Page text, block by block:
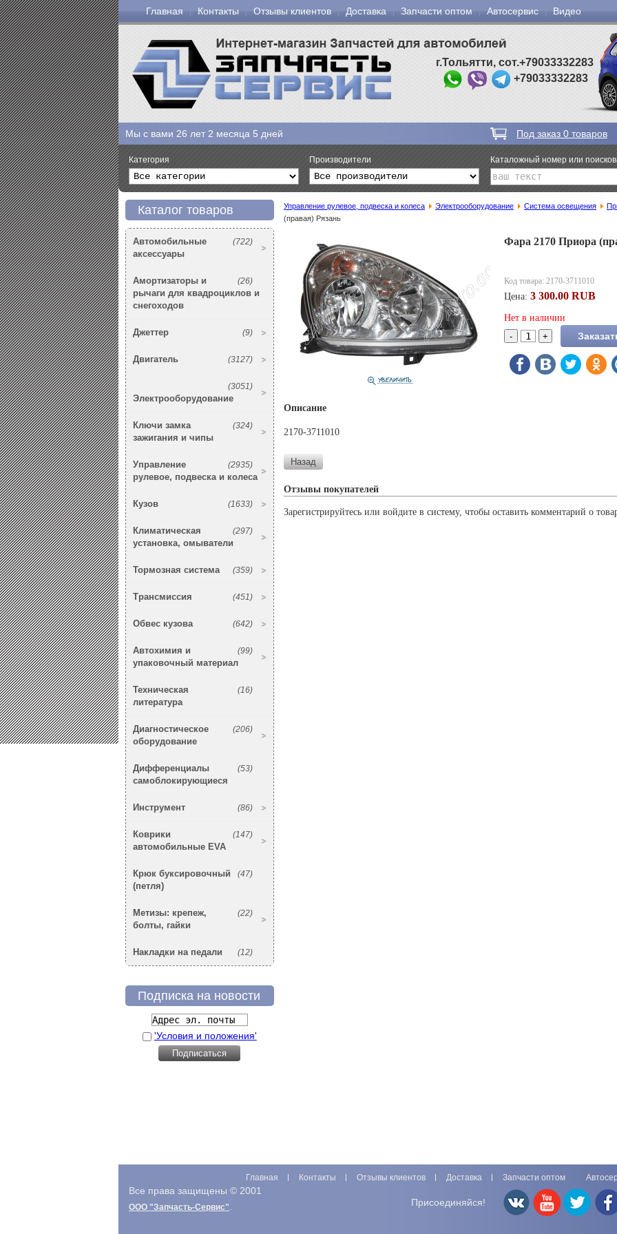
Главная Контакты Отзывы клиентов Доставка Запчасти оптом Автосервис Видео
г.Тольятти, сот.+79033332283
+79033332283
Мы с вами 26 лет 2 месяца 5 дней Под заказ 0 товаров
Категория Производители Каталожный номер или
Каталог товаров
(722)
Автомобильные
аксессуары
(26)
Амортизаторы и
рычаги для квадроциклов и
снегоходов
(9)
Джеттер
(3127)
Двигатель
(3051)
Электрооборудование
(324)
Ключи замка
зажигания и чипы
(2935)
Управление
рулевое, подвеска и колеса
(1633)
Кузов
(297)
Климатическая
установка, омыватели
(359)
Тормозная система
(451)
Трансмиссия
(642)
Обвес кузова
(99)
Автохимия и
упаковочный материал
(16)
Техническая
литература
(206)
Диагностическое
оборудование
(53)
Дифференциалы
самоблокирующиеся
(86)
Инструмент
(147)
Коврики
автомобильные EVA
(47)
Крюк буксировочный
(петля)
(22)
Метизы: крепеж,
болты, гайки
(12)
Накладки на педали
Подписка на новости
'Условия и положения'
Управление рулевое, подвеска и колеса Электрооборудование Система освещения
(правая) Рязань
Фара 2170 Приора
Код товара: 2170-3711010
Цена: 3 300.00 RUB
Нет в наличии
Описание
2170-3711010
Отзывы покупателей
Зарегистрируйтесь или войдите в систему, чтобы оставить комментарий о
Главная Контакты Отзывы клиентов Доставка Запчасти оптом
Все права защищены © 2001
ООО "Запчасть-Сервис" Присоединяйся!